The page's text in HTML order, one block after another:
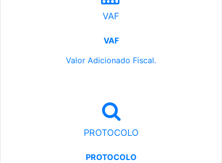
VAF
VAF
Valor Adicionado Fiscal.
PROTOCOLO
PROTOCOLO